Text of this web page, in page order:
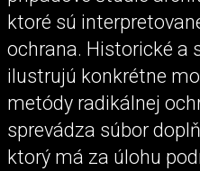
ktoré sú
ochrana. Historické a
ilustrujú konkrétne
metódy radikálnej
sprevádza súbor
ktorý má za úlohu